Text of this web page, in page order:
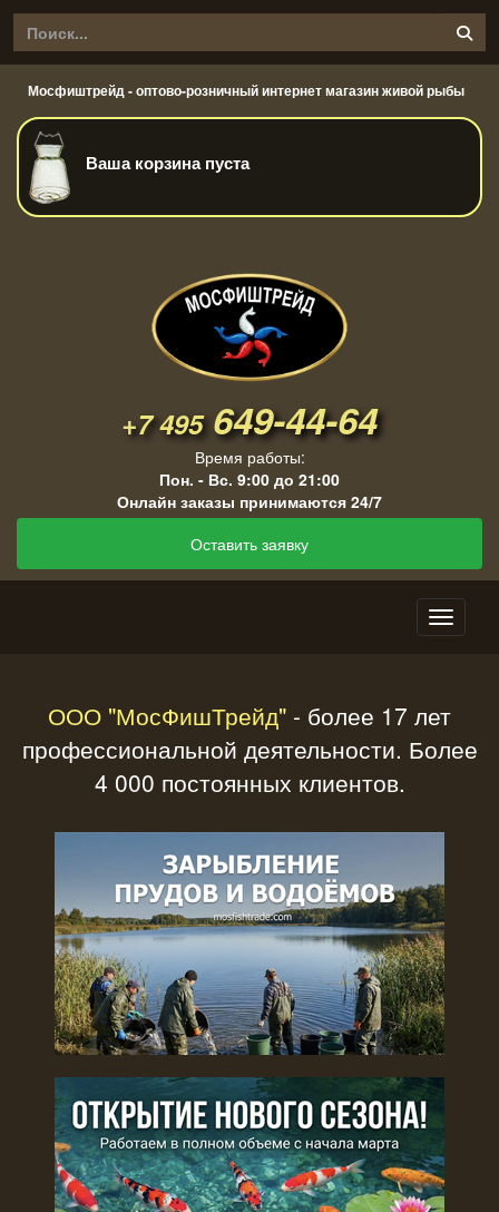
Мосфиштрейд - оптово-розничный интернет магазин живой рыбы
Ваша корзина пуста
+7 495649-44-64
Время работы:
Пон. - Вс. 9:00 до 21:00
Онлайн заказы принимаются 24/7
Оставить заявку
ООО "МосФишТрейд" - более 17 лет
профессиональной деятельности. Более
4 000 постоянных клиентов.